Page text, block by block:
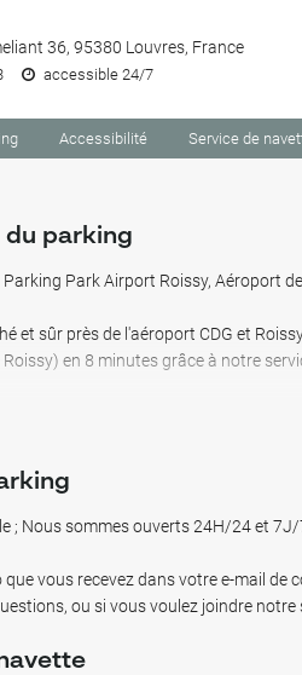
36, 95380 Louvres, France
accessible 24/7
Accessibilité Service de
du parking
Park Airport Roissy, Aéroport de
et sûr près de l'aéroport CDG et
en 8 minutes grâce à notre
disponibles sur demande:
votre place de parking 2 heures
?
(9 km) vers les deux aéroports
garantie
et éclairage la nuit !
; Nous sommes ouverts 24H/24 et
que vous recevez dans votre e-mail de
ou si vous voulez joindre notre